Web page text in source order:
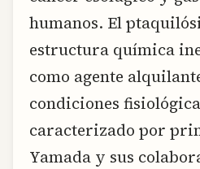
humanos. El
estructura química
como agente
condiciones
caracterizado por
Yamada y sus